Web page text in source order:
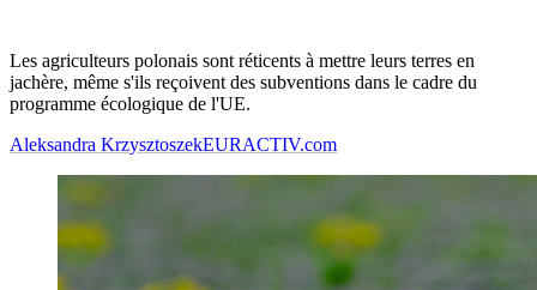
Les agriculteurs polonais sont réticents à mettre leurs terres en
jachère, même s'ils reçoivent des subventions dans le cadre du
programme écologique de l'UE.
Aleksandra KrzysztoszekEURACTIV.com